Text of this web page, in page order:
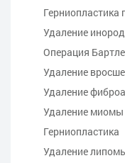
Удаление
Операция
Удаление
Удаление
Удаление миомы
Герниопластика
Удаление